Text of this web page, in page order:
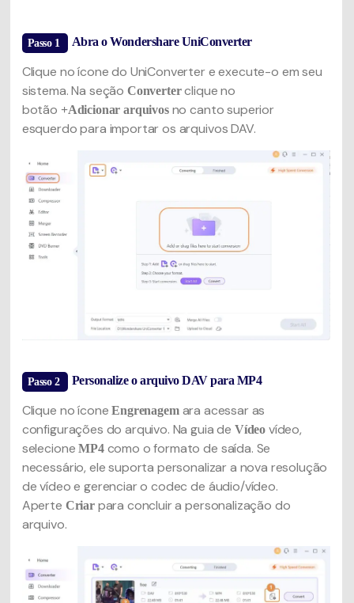
Passo 1 Abra o Wondershare UniConverter
Clique no ícone do UniConverter e execute-o em seu
sistema. Na seção Converter clique no
botão +Adicionar arquivos no canto superior
esquerdo para importar os arquivos DAV.
Passo 2 Personalize o arquivo DAV para MP4
Clique no ícone Engrenagem ara acessar as
configurações do arquivo. Na guia de Vídeo vídeo,
selecione MP4 como o formato de saída. Se
necessário, ele suporta personalizar a nova resolução
de vídeo e gerenciar o codec de áudio/vídeo.
Aperte Criar para concluir a personalização do
arquivo.